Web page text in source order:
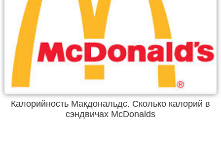
Калорийность Макдональдс. Сколько калорий в
сэндвичах McDonalds